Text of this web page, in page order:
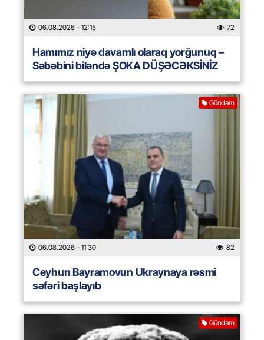
06.08.2026 - 12:15 72
Hamımız niyə davamlı olaraq yorğunuq –
Səbəbini biləndə ŞOKA DÜŞƏCƏKSİNİZ
Gündəm
06.08.2026 - 11:30 82
Ceyhun Bayramovun Ukraynaya rəsmi
səfəri başlayıb
Gündəm